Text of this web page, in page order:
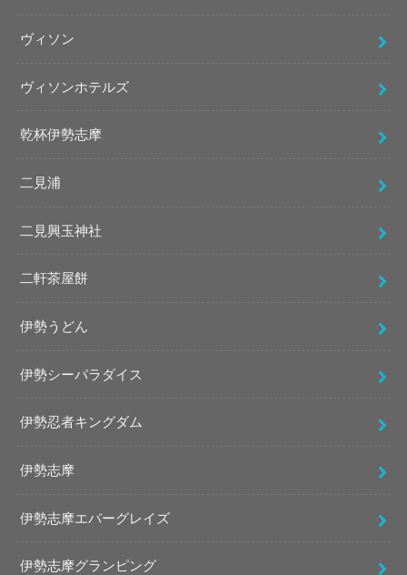
ヴィソン
ヴィソンホテルズ
乾杯伊勢志摩
二見浦
二見興玉神社
二軒茶屋餅
伊勢うどん
伊勢シーパラダイス
伊勢忍者キングダム
伊勢志摩
伊勢志摩エバーグレイズ
伊勢志摩グランピング